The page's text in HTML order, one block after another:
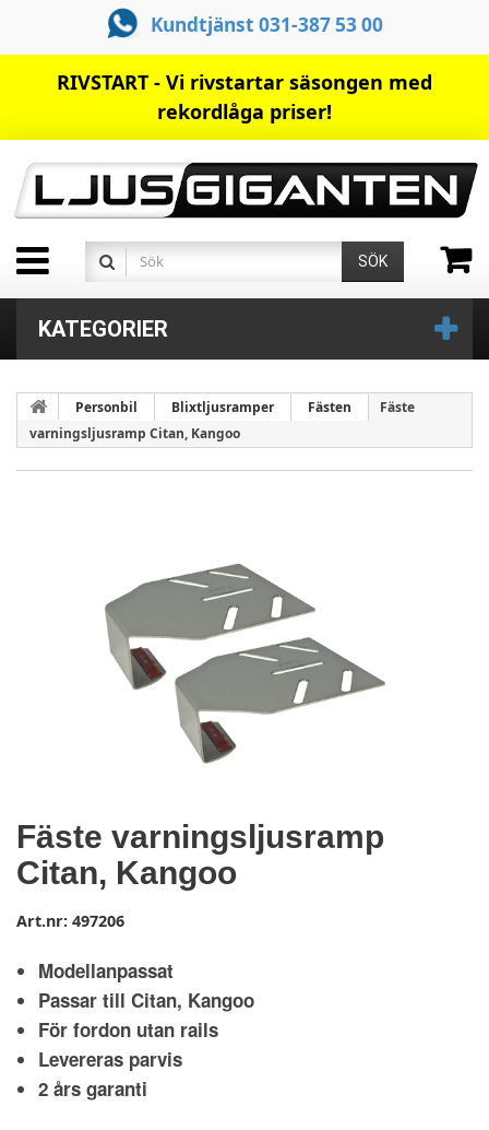
Kundtjänst 031-387 53 00
RIVSTART - Vi rivstartar säsongen med
rekordlåga priser!
SÖK
KATEGORIER
Personbil Blixtljusramper Fästen
Fäste
varningsljusramp Citan, Kangoo
Fäste varningsljusramp
Citan, Kangoo
Art.nr: 497206
Modellanpassat
Passar till Citan, Kangoo
För fordon utan rails
Levereras parvis
2 års garanti